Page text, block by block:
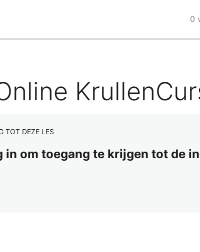
0
TOT DEZE LES
in om toegang te krijgen tot de